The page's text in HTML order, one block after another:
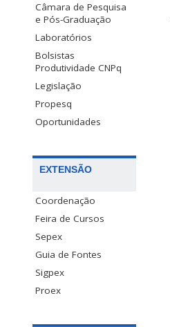
Câmara de Pesquisa
e Pós-Graduação
Laboratórios
Bolsistas
Produtividade CNPq
Legislação
Propesq
Oportunidades
EXTENSÃO
Coordenação
Feira de Cursos
Sepex
Guia de Fontes
Sigpex
Proex